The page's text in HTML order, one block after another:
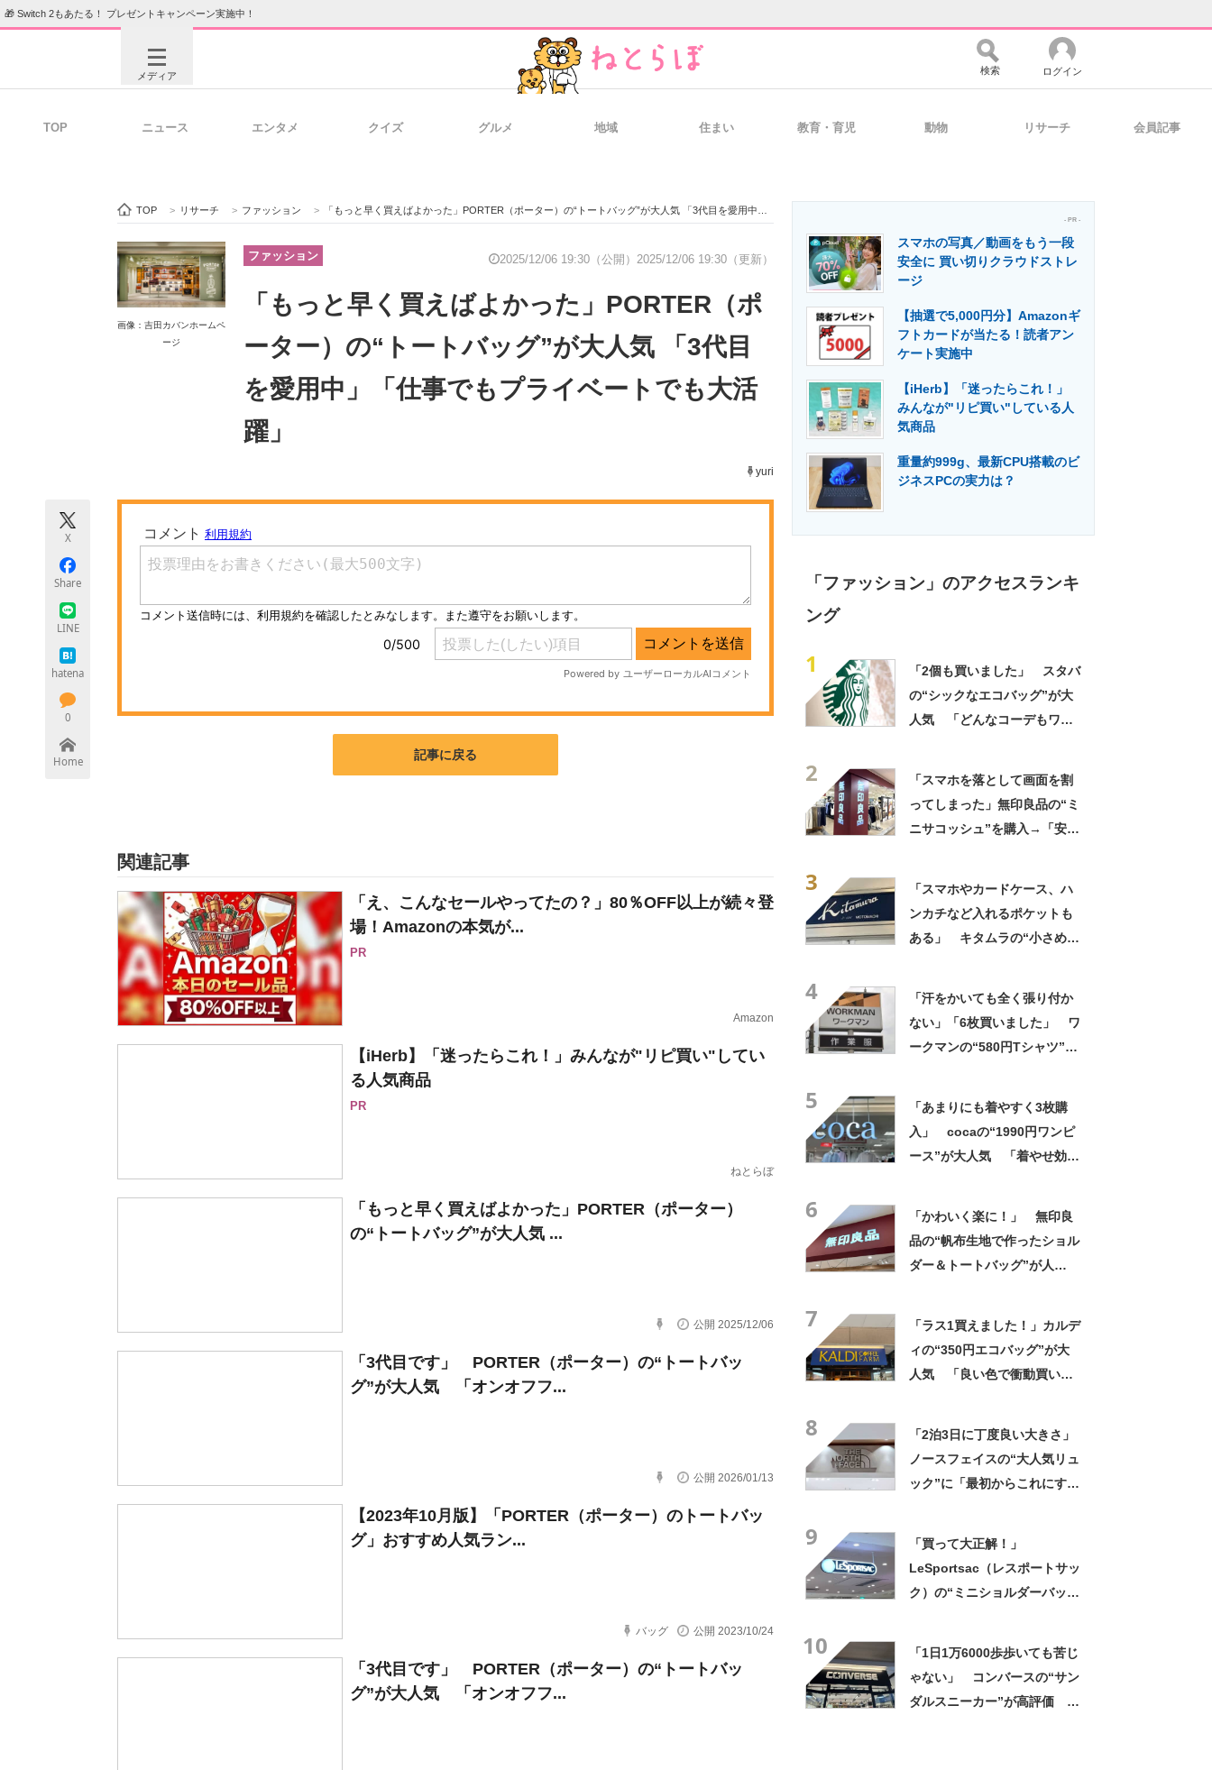
🎁 Switch 2もあたる！ プレゼントキャンペーン実施中！
メディア
ビジネスと働き方のヒント 経営リーダーのコミュニティ マーケ×ITの今がよく分かる
ITエンジニア向け専門サイト IT製品の技術・比較・事例 製造業のIT導入・活用を支援
モノづくり技術者専門サイト エネルギーの専門メディア 建設×テクノロジーの最前線
ちょっと気になるネットの話題
検索 ログイン
TOP ニュース エンタメ クイズ グルメ 地域 住まい 教育・育児 動物 リサーチ 会員記事
TOP > リサーチ > ファッション > 「もっと早く買えばよかった」PORTER（ポーター）の“トートバッグ”が大人気 「3代目を愛用中」「仕事でもプライベートでも大活躍」
画像：吉田カバンホームペ
ージ
ファッション 2025/12/06 19:30（公開） 2025/12/06 19:30（更新）
「もっと早く買えばよかった」PORTER（ポ
ーター）の“トートバッグ”が大人気 「3代目
を愛用中」「仕事でもプライベートでも大活
躍」
yuri
X
Share
LINE
hatena
0
Home 記事に戻る
関連記事
「え、こんなセールやってたの？」80％OFF以上が続々登
場！Amazonの本気が...
PR
Amazon
【iHerb】「迷ったらこれ！」みんなが"リピ買い"してい
る人気商品
PR
ねとらぼ
「もっと早く買えばよかった」PORTER（ポーター）
の“トートバッグ”が大人気 ...
公開 2025/12/06
「3代目です」 PORTER（ポーター）の“トートバッ
グ”が大人気 「オンオフフ...
公開 2026/01/13
【2023年10月版】「PORTER（ポーター）のトートバッ
グ」おすすめ人気ラン...
バッグ 公開 2023/10/24
「3代目です」 PORTER（ポーター）の“トートバッ
グ”が大人気 「オンオフフ...
- PR -
スマホの写真／動画をもう一段
安全に 買い切りクラウドストレ
ージ
【抽選で5,000円分】Amazonギ
フトカードが当たる！読者アン
ケート実施中
【iHerb】「迷ったらこれ！」
みんなが"リピ買い"している人
気商品
重量約999g、最新CPU搭載のビ
ジネスPCの実力は？
「ファッション」のアクセスランキ
ング
1
「2個も買いました」 スタバ
の“シックなエコバッグ”が大
人気 「どんなコーデもワン
2
「スマホを落として画面を割
ってしまった」無印良品の“ミ
ニサコッシュ”を購入→「安心
3
「スマホやカードケース、ハ
ンカチなど入れるポケットも
ある」 キタムラの“小さめシ
4
「汗をかいても全く張り付か
ない」「6枚買いました」 ワ
ークマンの“580円Tシャツ”が
5
「あまりにも着やすく3枚購
入」 cocaの“1990円ワンピ
ース”が大人気 「着やせ効果
6
「かわいく楽に！」 無印良
品の“帆布生地で作ったショル
ダー＆トートバッグ”が人
7
「ラス1買えました！」カルデ
ィの“350円エコバッグ”が大
人気 「良い色で衝動買い」
8
「2泊3日に丁度良い大きさ」
ノースフェイスの“大人気リュ
ック”に「最初からこれにすれ
9
「買って大正解！」
LeSportsac（レスポートサッ
ク）の“ミニショルダーバッ
10
「1日1万6000歩歩いても苦じ
ゃない」 コンバースの“サン
ダルスニーカー”が高評価